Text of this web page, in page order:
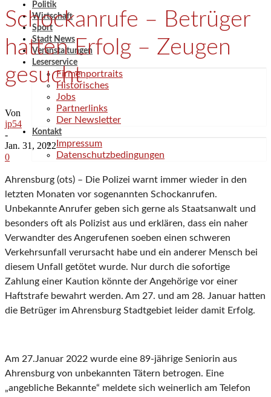
Politik
Wirtschaft
Sport
Stadt News
Veranstaltungen
Leserservice
Firmenportraits
Historisches
Jobs
Partnerlinks
Der Newsletter
Kontakt
Impressum
Datenschutzbedingungen
Schockanrufe – Betrüger
hatten Erfolg – Zeugen
gesucht
Von
jp54
-
Jan. 31, 2022
0
Ahrensburg (ots) – Die Polizei warnt immer wieder in den
letzten Monaten vor sogenannten Schockanrufen.
Unbekannte Anrufer geben sich gerne als Staatsanwalt und
besonders oft als Polizist aus und erklären, dass ein naher
Verwandter des Angerufenen soeben einen schweren
Verkehrsunfall verursacht habe und ein anderer Mensch bei
diesem Unfall getötet wurde. Nur durch die sofortige
Zahlung einer Kaution könnte der Angehörige vor einer
Haftstrafe bewahrt werden. Am 27. und am 28. Januar hatten
die Betrüger im Ahrensburg Stadtgebiet leider damit Erfolg.
Am 27.Januar 2022 wurde eine 89-jährige Seniorin aus
Ahrensburg von unbekannten Tätern betrogen. Eine
„angebliche Bekannte“ meldete sich weinerlich am Telefon